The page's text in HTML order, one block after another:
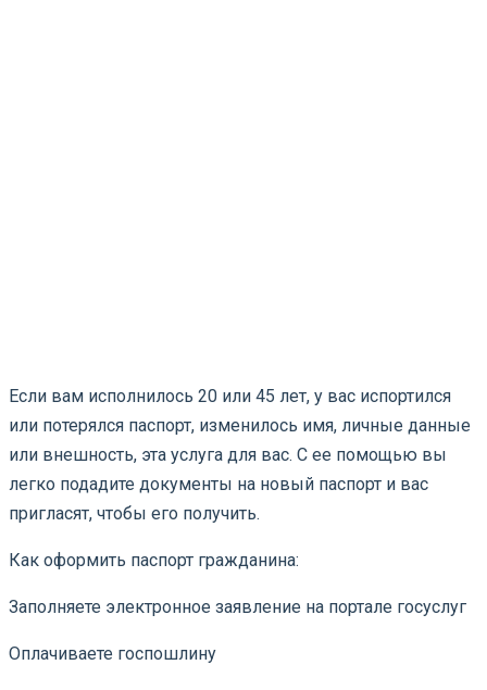
Если вам исполнилось 20 или 45 лет, у вас испортился
или потерялся паспорт, изменилось имя, личные данные
или внешность, эта услуга для вас. С ее помощью вы
легко подадите документы на новый паспорт и вас
пригласят, чтобы его получить.
Как оформить паспорт гражданина:
Заполняете электронное заявление на портале госуслуг
Оплачиваете госпошлину